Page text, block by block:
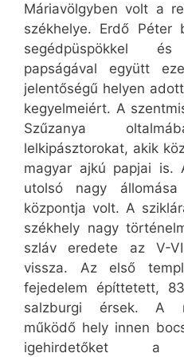
Máriavölgyben volt a
székhelye. Erdő Péter
segédpüspökkel
papságával együtt
jelentőségű helyen
kegyelmeiért. A
Szűzanya
lelkipásztorokat, akik
magyar ajkú papjai is.
utolsó nagy
központja volt. A
székhely nagy
szláv eredete az V-
vissza. Az első
fejedelem építtetett,
salzburgi érsek. A
működő hely innen
igehirdetőket